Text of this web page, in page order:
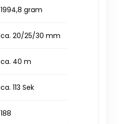
1994,8 gram
ca. 20/25/30 mm
ca. 40 m
ca. 113 Sek
188